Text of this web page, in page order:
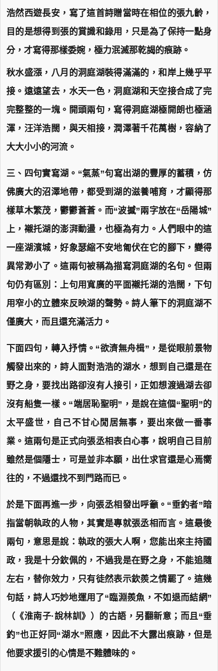
浩然西遊長安，寫了這首詩贈當時在相位的張九齡，
目的是想得到張的賞識和錄用，只是為了保持一點身
分，才寫得那樣委婉，極力泯滅那乾謁的痕跡。
秋水盛漲，八月的洞庭湖裝得滿滿的，和岸上幾乎平
接。遠遠望去，水天一色，洞庭湖和天空接合成了完
完整整的一塊。開頭兩句，寫得洞庭湖極開朗也極涵
渾，汪洋浩闊，與天相接，潤澤著千花萬樹，容納了
大大小小的河流。
三、四句實寫湖。“氣蒸”句寫出湖的豐厚的蓄積，仿
佛廣大的沼澤地帶，都受到湖的滋養哺育，才顯得那
樣草木繁茂，鬱鬱蒼蒼。而“波撼”兩字放在“岳陽城”
上，襯托湖的澎湃動盪，也極為有力。人們眼中的這
一座湖濱城，好象瑟縮不安地匍伏在它的腳下，變得
異常渺小了。這兩句被稱為描寫洞庭湖的名句。但兩
句仍有區別：上句用寬廣的平面襯托湖的浩闊，下句
用窄小的立體來反映湖的聲勢。詩人筆下的洞庭湖不
僅廣大，而且還充滿活力。
下面四句，轉入抒情。“欲濟無舟楫”，是從眼前景物
觸發出來的，詩人面對浩浩的湖水，想到自己還是在
野之身，要找出路卻沒有人接引，正如想渡過湖去卻
沒有船隻一樣。“端居恥聖明”，是說在這個“聖明”的
太平盛世，自己不甘心閒居無事，要出來做一番事
業。這兩句是正式向張丞相表白心事，說明自己目前
雖然是個隱士，可是並非本願，出仕求官還是心焉嚮
往的，不過還找不到門路而已。
於是下面再進一步，向張丞相發出呼籲。“垂釣者”暗
指當朝執政的人物，其實是專就張丞相而言。這最後
兩句，意思是說：執政的張大人啊，您能出來主持國
政，我是十分欽佩的，不過我是在野之身，不能追隨
左右，替你效力，只有徒然表示欽羨之情罷了。這幾
句話，詩人巧妙地運用了“臨淵羨魚，不如退而結網”
（《淮南子·說林訓》）的古語，另翻新意；而且“垂
釣”也正好同“湖水”照應，因此不大露出痕跡，但是
他要求援引的心情是不難體味的。